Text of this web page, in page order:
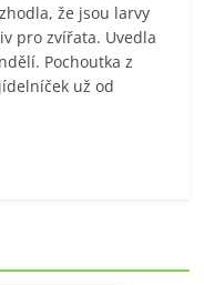
že jsou larvy
pro zvířata. Uvedla
Pochoutka z
už od